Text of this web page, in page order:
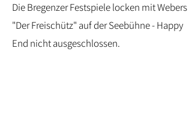
Die Bregenzer Festspiele locken mit Webers
"Der Freischütz" auf der Seebühne - Happy
End nicht ausgeschlossen.